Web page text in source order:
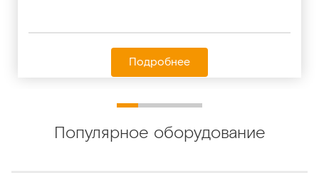
Подробнее
Популярное оборудование